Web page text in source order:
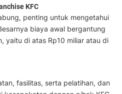
KFC
penting untuk mengetahui
biaya awal bergantung
yaitu di atas Rp10 miliar atau di
fasilitas, serta pelatihan, dan